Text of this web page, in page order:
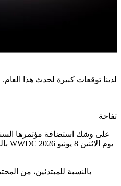
لدينا توقعات كبيرة لحدث هذا العام.
تفاحة
بالنسبة للمبتدئين، من